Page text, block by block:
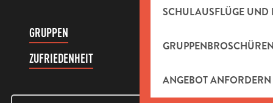
SCHULAUSFLÜGE UND
ANGEBOT ANFORDERN
GRUPPEN
ZUFRIEDENHEIT